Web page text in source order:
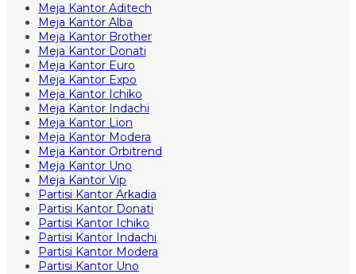
Meja Kantor Aditech
Meja Kantor Alba
Meja Kantor Brother
Meja Kantor Donati
Meja Kantor Euro
Meja Kantor Expo
Meja Kantor Ichiko
Meja Kantor Indachi
Meja Kantor Lion
Meja Kantor Modera
Meja Kantor Orbitrend
Meja Kantor Uno
Meja Kantor Vip
Partisi Kantor Arkadia
Partisi Kantor Donati
Partisi Kantor Ichiko
Partisi Kantor Indachi
Partisi Kantor Modera
Partisi Kantor Uno